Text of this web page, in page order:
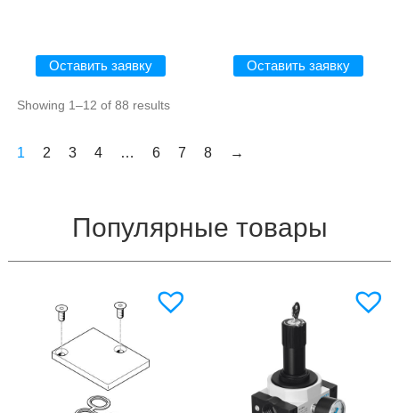
Оставить заявку Оставить заявку
Showing 1–12 of 88 results
1 2 3 4 … 6 7 8 →
Популярные товары